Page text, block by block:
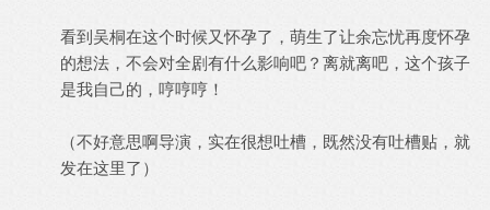
看到吴桐在这个时候又怀孕了，萌生了让余忘忧再度怀孕
的想法，不会对全剧有什么影响吧？离就离吧，这个孩子
是我自己的，哼哼哼！
（不好意思啊导演，实在很想吐槽，既然没有吐槽贴，就
发在这里了）